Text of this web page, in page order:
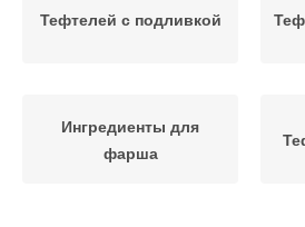
Тефтелей с подливкой
Ингредиенты для
фарша